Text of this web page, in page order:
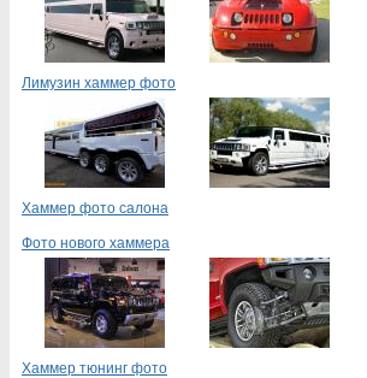
Лимузин хаммер фото
Хаммер фото салона
Фото нового хаммера
Хаммер тюнинг фото